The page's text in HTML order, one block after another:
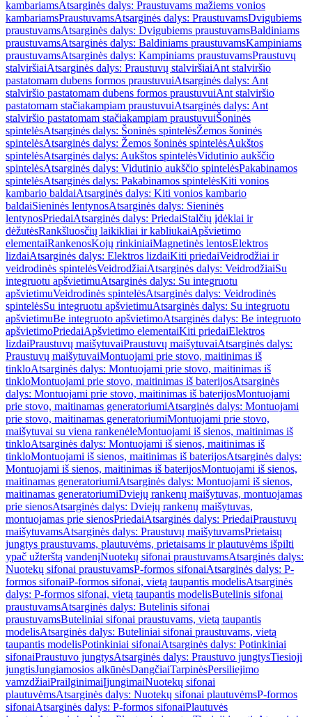
kambariamsAtsarginės dalys: Praustuvams mažiems vonios
kambariamsPraustuvamsAtsarginės dalys: PraustuvamsDvigubiems
praustuvamsAtsarginės dalys: Dvigubiems praustuvamsBaldiniams
praustuvamsAtsarginės dalys: Baldiniams praustuvamsKampiniams
praustuvamsAtsarginės dalys: Kampiniams praustuvamsPraustuvų
stalviršiaiAtsarginės dalys: Praustuvų stalviršiaiAnt stalviršio
pastatomam dubens formos praustuvuiAtsarginės dalys: Ant
stalviršio pastatomam dubens formos praustuvuiAnt stalviršio
pastatomam stačiakampiam praustuvuiAtsarginės dalys: Ant
stalviršio pastatomam stačiakampiam praustuvuiŠoninės
spintelėsAtsarginės dalys: Šoninės spintelėsŽemos šoninės
spintelėsAtsarginės dalys: Žemos šoninės spintelėsAukštos
spintelėsAtsarginės dalys: Aukštos spintelėsVidutinio aukščio
spintelėsAtsarginės dalys: Vidutinio aukščio spintelėsPakabinamos
spintelėsAtsarginės dalys: Pakabinamos spintelėsKiti vonios
kambario baldaiAtsarginės dalys: Kiti vonios kambario
baldaiSieninės lentynosAtsarginės dalys: Sieninės
lentynosPriedaiAtsarginės dalys: PriedaiStalčių įdėklai ir
dėžutėsRankšluosčių laikikliai ir kabliukaiApšvietimo
elementaiRankenosKojų rinkiniaiMagnetinės lentosElektros
lizdaiAtsarginės dalys: Elektros lizdaiKiti priedaiVeidrodžiai ir
veidrodinės spintelėsVeidrodžiaiAtsarginės dalys: VeidrodžiaiSu
integruotu apšvietimuAtsarginės dalys: Su integruotu
apšvietimuVeidrodinės spintelėsAtsarginės dalys: Veidrodinės
spintelėsSu integruotu apšvietimuAtsarginės dalys: Su integruotu
apšvietimuBe integruoto apšvietimoAtsarginės dalys: Be integruoto
apšvietimoPriedaiApšvietimo elementaiKiti priedaiElektros
lizdaiPraustuvų maišytuvaiPraustuvų maišytuvaiAtsarginės dalys:
Praustuvų maišytuvaiMontuojami prie stovo, maitinimas iš
tinkloAtsarginės dalys: Montuojami prie stovo, maitinimas iš
tinkloMontuojami prie stovo, maitinimas iš baterijosAtsarginės
dalys: Montuojami prie stovo, maitinimas iš baterijosMontuojami
prie stovo, maitinamas generatoriumiAtsarginės dalys: Montuojami
prie stovo, maitinamas generatoriumiMontuojami prie stovo,
maišytuvai su viena rankenėleMontuojami iš sienos, maitinimas iš
tinkloAtsarginės dalys: Montuojami iš sienos, maitinimas iš
tinkloMontuojami iš sienos, maitinimas iš baterijosAtsarginės dalys:
Montuojami iš sienos, maitinimas iš baterijosMontuojami iš sienos,
maitinamas generatoriumiAtsarginės dalys: Montuojami iš sienos,
maitinamas generatoriumiDviejų rankenų maišytuvas, montuojamas
prie sienosAtsarginės dalys: Dviejų rankenų maišytuvas,
montuojamas prie sienosPriedaiAtsarginės dalys: PriedaiPraustuvų
maišytuvamsAtsarginės dalys: Praustuvų maišytuvamsPrietaisų
jungtys praustuvams, plautuvėms, prietaisams ir plautuvėms išpilti
ypač užterštą vandenįNuotekų sifonai praustuvamsAtsarginės dalys:
Nuotekų sifonai praustuvamsP-formos sifonaiAtsarginės dalys: P-
formos sifonaiP-formos sifonai, vietą taupantis modelisAtsarginės
dalys: P-formos sifonai, vietą taupantis modelisButelinis sifonai
praustuvamsAtsarginės dalys: Butelinis sifonai
praustuvamsButeliniai sifonai praustuvams, vietą taupantis
modelisAtsarginės dalys: Buteliniai sifonai praustuvams, vietą
taupantis modelisPotinkiniai sifonaiAtsarginės dalys: Potinkiniai
sifonaiPraustuvo jungtysAtsarginės dalys: Praustuvo jungtysTiesioji
jungtisJungiamosios alkūnėsDangčiaiTarpinėsPersiliejimo
vamzdžiaiPrailginimaiĮjungimaiNuotekų sifonai
plautuvėmsAtsarginės dalys: Nuotekų sifonai plautuvėmsP-formos
sifonaiAtsarginės dalys: P-formos sifonaiPlautuvės